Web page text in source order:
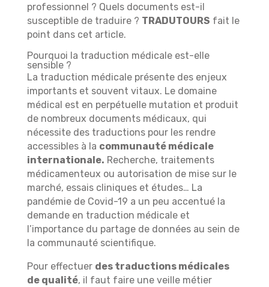
professionnel ? Quels documents est-il
susceptible de traduire ? TRADUTOURS fait le
point dans cet article.
Pourquoi la traduction médicale est-elle
sensible ?
La traduction médicale présente des enjeux
importants et souvent vitaux. Le domaine
médical est en perpétuelle mutation et produit
de nombreux documents médicaux, qui
nécessite des traductions pour les rendre
accessibles à la communauté médicale
internationale. Recherche, traitements
médicamenteux ou autorisation de mise sur le
marché, essais cliniques et études… La
pandémie de Covid-19 a un peu accentué la
demande en traduction médicale et
l’importance du partage de données au sein de
la communauté scientifique.
Pour effectuer des traductions médicales
de qualité, il faut faire une veille métier